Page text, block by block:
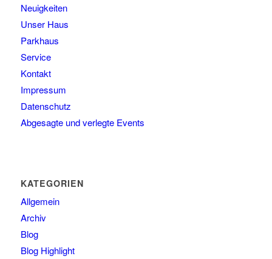
Neuigkeiten
Unser Haus
Parkhaus
Service
Kontakt
Impressum
Datenschutz
Abgesagte und verlegte Events
KATEGORIEN
Allgemein
Archiv
Blog
Blog Highlight